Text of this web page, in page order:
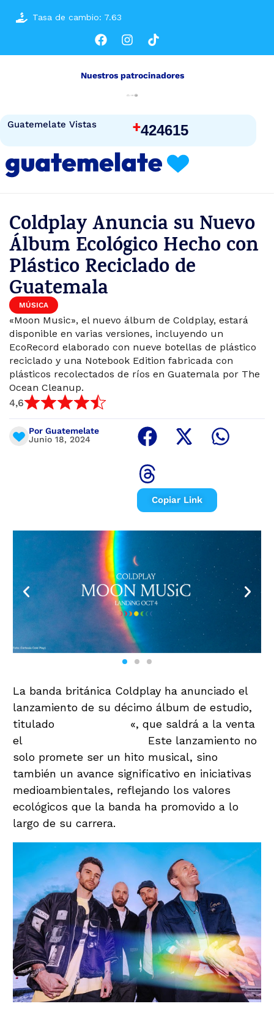
Tasa de cambio: 7.63
Guatemelate Vistas +424615
Nuestros patrocinadores
Coldplay Anuncia su Nuevo
Álbum Ecológico Hecho con
Plástico Reciclado de
Guatemala
MÚSICA
«Moon Music», el nuevo álbum de Coldplay, estará
disponible en varias versiones, incluyendo un
EcoRecord elaborado con nueve botellas de plástico
reciclado y una Notebook Edition fabricada con
plásticos recolectados de ríos en Guatemala por The
Ocean Cleanup.
4,6
Por Guatemelate
Junio 18, 2024
Copiar Link
La banda británica Coldplay ha anunciado el
lanzamiento de su décimo álbum de estudio,
titulado
«, que saldrá a la venta
el
Este lanzamiento no
solo promete ser un hito musical, sino
también un avance significativo en iniciativas
medioambientales, reflejando los valores
ecológicos que la banda ha promovido a lo
largo de su carrera.